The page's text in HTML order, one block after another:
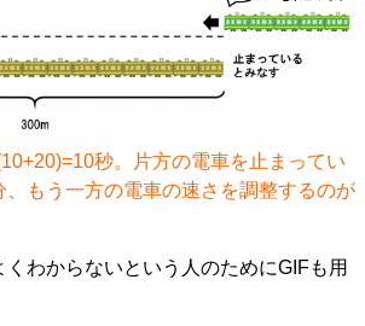
秒。片方の電車を止まってい
、もう一方の電車の速さを調整するのが
わからないという人のためにGIFも用